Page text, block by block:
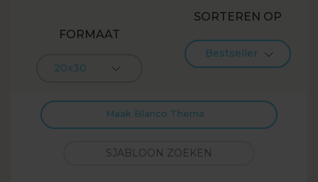
FORMAAT
20x30
SORTEREN OP
Bestseller
Maak Blanco Thema